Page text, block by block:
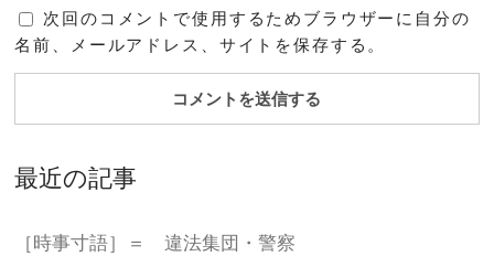
次回のコメントで使用するためブラウザーに自分の
名前、メールアドレス、サイトを保存する。
最近の記事
［時事寸語］＝ 違法集団・警察